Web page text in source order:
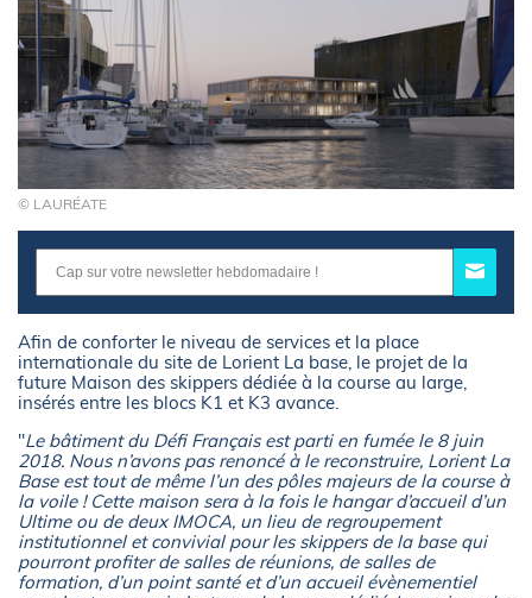
© LAURÉATE
Afin de conforter le niveau de services et la place
internationale du site de Lorient La base, le projet de la
future Maison des skippers dédiée à la course au large,
insérés entre les blocs K1 et K3 avance.
"Le bâtiment du Défi Français est parti en fumée le 8 juin
2018. Nous n’avons pas renoncé à le reconstruire, Lorient La
Base est tout de même l’un des pôles majeurs de la course à
la voile ! Cette maison sera à la fois le hangar d’accueil d’un
Ultime ou de deux IMOCA, un lieu de regroupement
institutionnel et convivial pour les skippers de la base qui
pourront profiter de salles de réunions, de salles de
formation, d’un point santé et d’un accueil évènementiel